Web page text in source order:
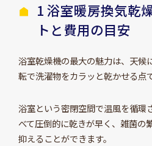
1 浴室暖房換気乾
トと費用の目安
浴室乾燥機の最大の魅力は、天候
転で洗濯物をカラッと乾かせる点で
浴室という密閉空間で温風を循環
べて圧倒的に乾きが早く、雑菌の
抑えることができます。